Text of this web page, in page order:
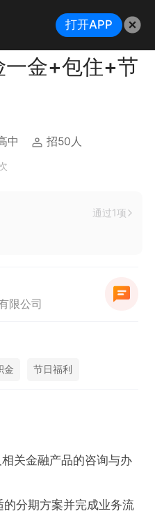
一金+包住+节
中 招50人
通过1项
限公司
金 节日福利
关金融产品的咨询与办
分期方案并完成业务流
打开APP